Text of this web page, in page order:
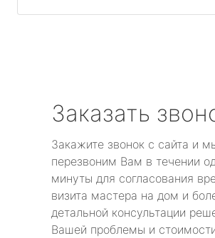
Заказать
Закажите звонок с сайта и
перезвоним Вам в течении
минуты для согласования
визита мастера на дом и
детальной консультации
Вашей проблемы и